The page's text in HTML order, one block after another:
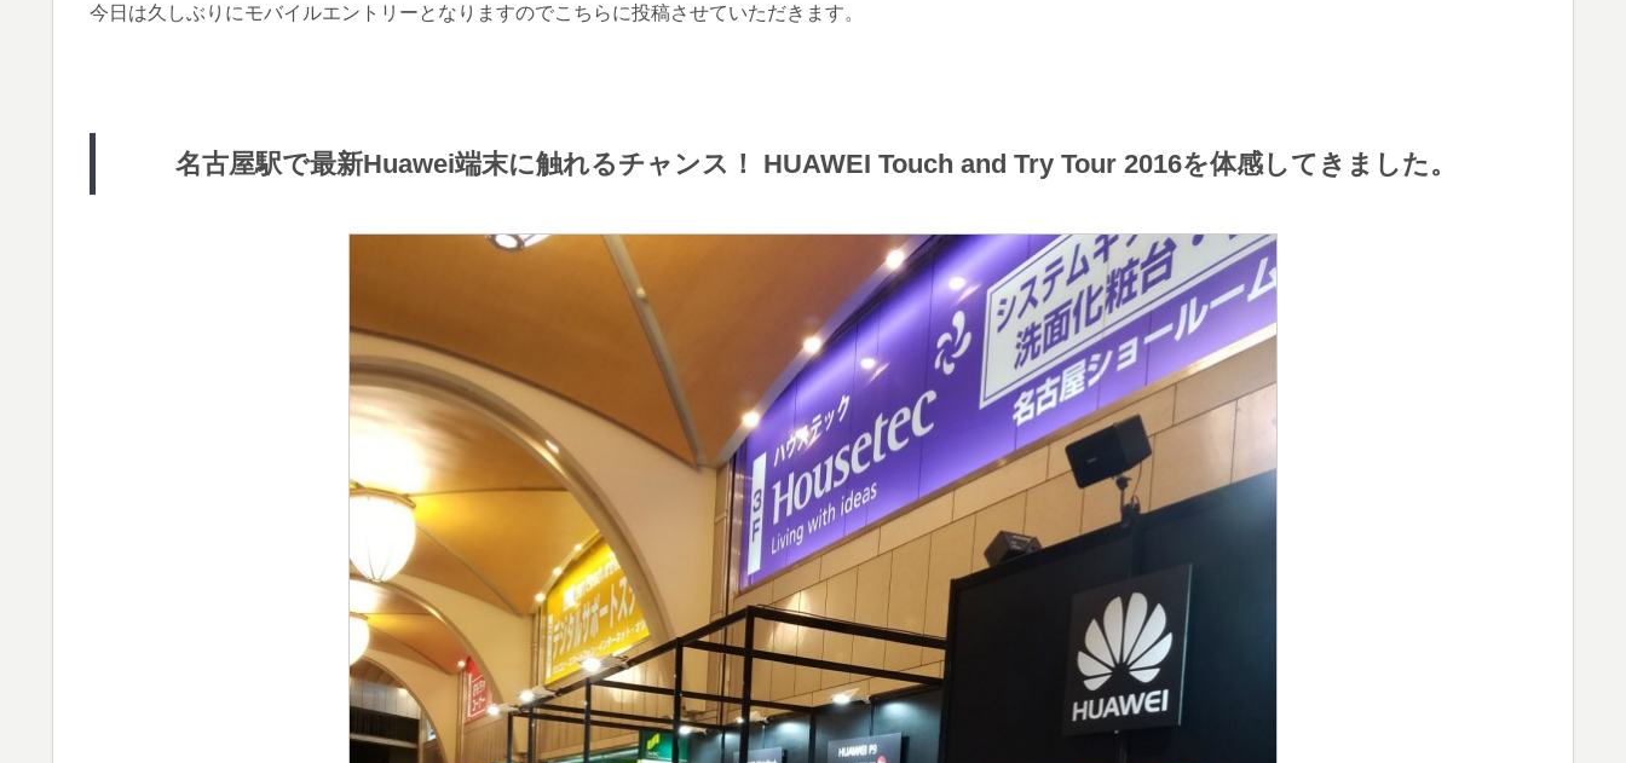
今日は久しぶりにモバイルエントリーとなりますのでこちらに投稿させていただきます。
名古屋駅で最新Huawei端末に触れるチャンス！ HUAWEI Touch and Try Tour 2016を体感してきました。